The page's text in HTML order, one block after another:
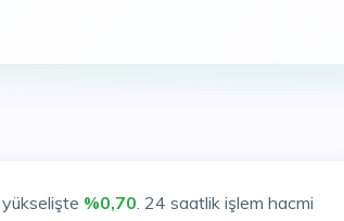
%0,70. 24 saatlik işlem hacmi